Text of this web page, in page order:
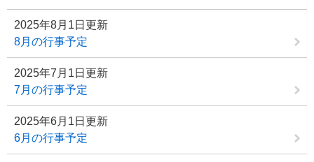
2025年8月1日更新
8月の行事予定
2025年7月1日更新
7月の行事予定
2025年6月1日更新
6月の行事予定